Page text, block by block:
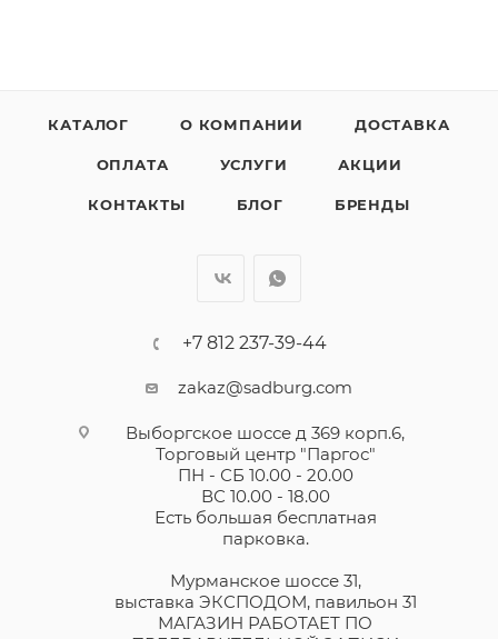
КАТАЛОГ О КОМПАНИИ ДОСТАВКА
ОПЛАТА УСЛУГИ АКЦИИ
КОНТАКТЫ БЛОГ БРЕНДЫ
+7 812 237-39-44
zakaz@sadburg.com
Выборгское шоссе д 369 корп.6,
Торговый центр "Паргос"
ПН - СБ 10.00 - 20.00
ВС 10.00 - 18.00
Есть большая бесплатная
парковка.
Мурманское шоссе 31,
выставка ЭКСПОДОМ, павильон 31
МАГАЗИН РАБОТАЕТ ПО